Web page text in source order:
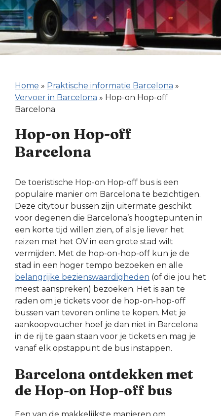
Home » Praktische informatie Barcelona »
Vervoer in Barcelona » Hop-on Hop-off
Barcelona
Hop-on Hop-off
Barcelona
De toeristische Hop-on Hop-off bus is een
populaire manier om Barcelona te bezichtigen.
Deze citytour bussen zijn uitermate geschikt
voor degenen die Barcelona’s hoogtepunten in
een korte tijd willen zien, of als je liever het
reizen met het OV in een grote stad wilt
vermijden. Met de hop-on-hop-off kun je de
stad in een hoger tempo bezoeken en alle
belangrijke bezienswaardigheden (of die jou het
meest aanspreken) bezoeken. Het is aan te
raden om je tickets voor de hop-on-hop-off
bussen van tevoren online te kopen. Met je
aankoopvoucher hoef je dan niet in Barcelona
in de rij te gaan staan voor je tickets en mag je
vanaf elk opstappunt de bus instappen.
Barcelona ontdekken met
de Hop-on Hop-off bus